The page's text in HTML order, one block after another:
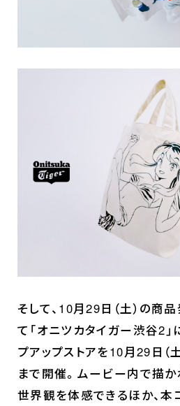
そして、10月29日（土）の商
て「オニツカタイガー渋谷2」
プアップストアを10月29日（
まで開催。ムービー内で描か
世界観を体感できるほか、本